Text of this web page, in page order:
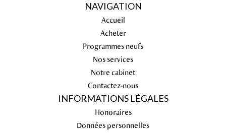
NAVIGATION
Accueil
Acheter
Programmes neufs
Nos services
Notre cabinet
Contactez-nous
INFORMATIONS LÉGALES
Honoraires
Données personnelles